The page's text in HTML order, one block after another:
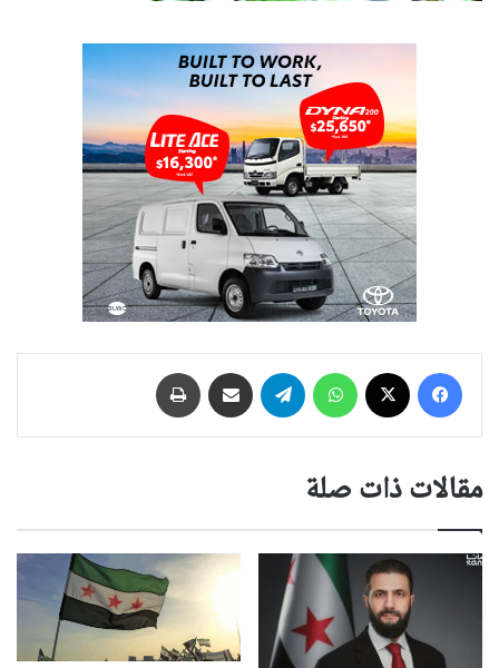
فيسبوك واتساب تيلقرام مشاركة عبر البريد
مقالات ذات صلة